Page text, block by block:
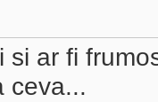
si ar fi
ceva...